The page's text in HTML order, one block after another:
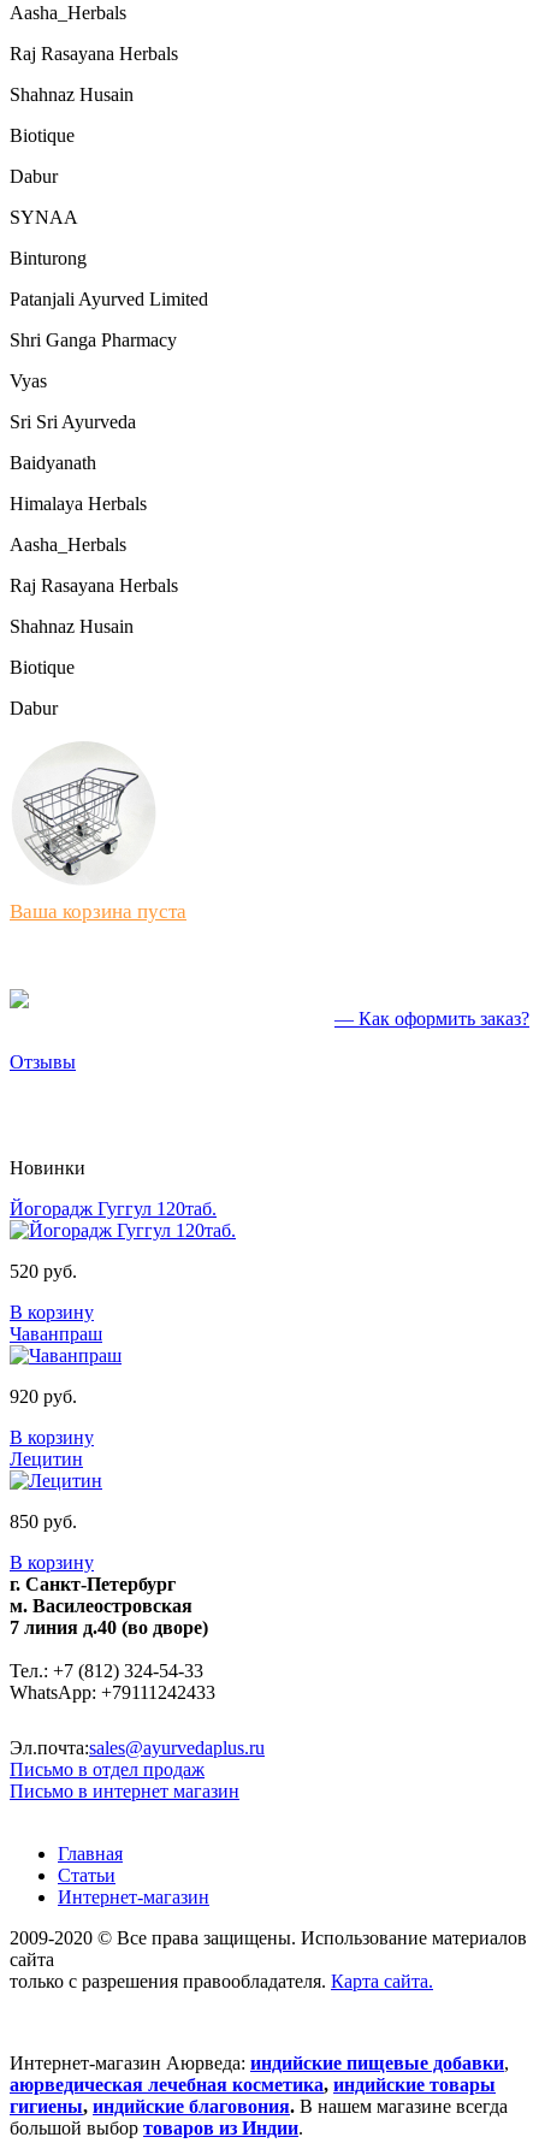
Aasha_Herbals
Raj Rasayana Herbals
Shahnaz Husain
Biotique
Dabur
SYNAA
Binturong
Patanjali Ayurved Limited
Shri Ganga Pharmacy
Vyas
Sri Sri Ayurveda
Baidyanath
Himalaya Herbals
Aasha_Herbals
Raj Rasayana Herbals
Shahnaz Husain
Biotique
Dabur
Ваша корзина пуста
— Как оформить заказ?
Отзывы
Новинки
Йогорадж Гуггул 120таб.
520 руб.
В корзину
Чаванпраш
920 руб.
В корзину
Лецитин
850 руб.
В корзину
г. Санкт-Петербург
м. Василеостровская
7 линия д.40 (во дворе)
Тел.: +7 (812) 324-54-33
WhatsApp: +79111242433
Эл.почта:sales@ayurvedaplus.ru
Письмо в отдел продаж
Письмо в интернет магазин
Главная
Статьи
Интернет-магазин
2009-2020 © Все права защищены. Использование материалов
сайта
только с разрешения правообладателя. Карта сайта.
Интернет-магазин Аюрведа: индийские пищевые добавки,
аюрведическая лечебная косметика, индийские товары
гигиены, индийские благовония. В нашем магазине всегда
большой выбор товаров из Индии.